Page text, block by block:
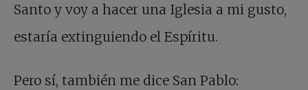
Santo y voy a hacer una Iglesia a mi gusto,
estaría extinguiendo el Espíritu.
Pero sí, también me dice San Pablo: